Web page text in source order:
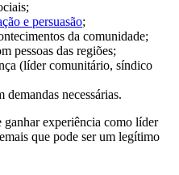
e persuasão;
da comunidade;
pessoas das regiões;
(líder comunitário, síndico
demandas necessárias.
ganhar experiência como líder
que pode ser um legítimo